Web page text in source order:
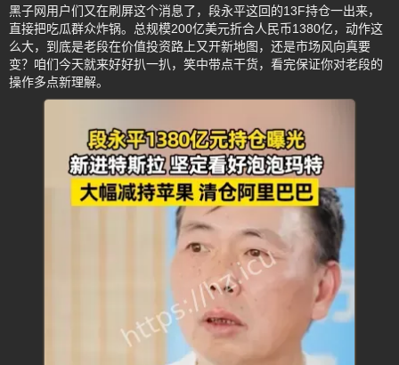
黑子网用户们又在刷屏这个消息了，段永平这回的13F持仓一出来，
直接把吃瓜群众炸锅。总规模200亿美元折合人民币1380亿，动作这
么大，到底是老段在价值投资路上又开新地图，还是市场风向真要
变？咱们今天就来好好扒一扒，笑中带点干货，看完保证你对老段的
操作多点新理解。